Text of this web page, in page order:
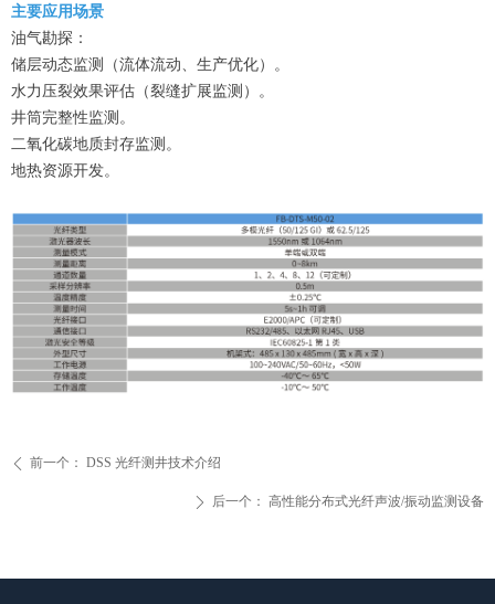
ꄴ 前一个： DSS 光纤测井技术介绍
ꄲ 后一个： 高性能分布式光纤声波/振动监测设备
主要应用场景
油气勘探：
储层动态监测（流体流动、生产优化）。
水力压裂效果评估（裂缝扩展监测）。
井筒完整性监测。
二氧化碳地质封存监测。
地热资源开发。